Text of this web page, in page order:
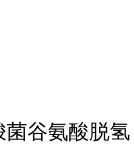
菌谷氨酸脱氢